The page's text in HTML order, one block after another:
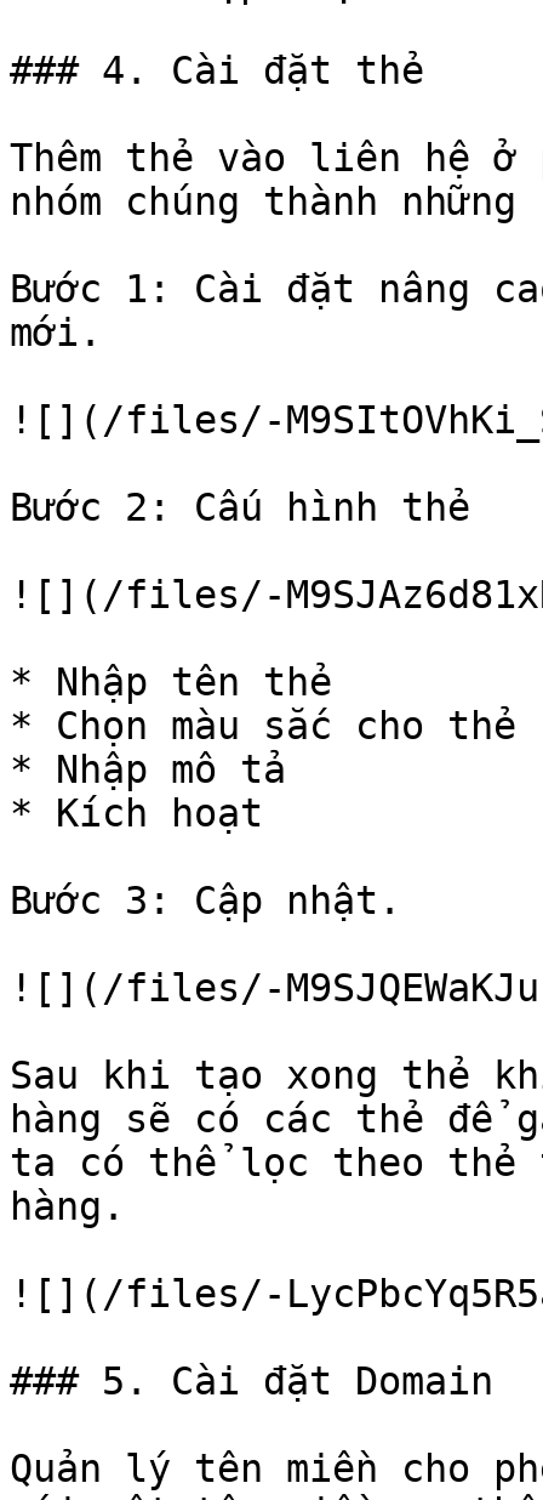
### 4. Cài đặt thẻ
Thêm thẻ vào liên hệ ở
nhóm chúng thành
Bước 1: Cài đặt nâng
mới.
![](/files/-
Bước 2: Cấu hình thẻ
![](/files/-
* Nhập tên thẻ
* Chọn màu sắc cho thẻ
* Nhập mô tả
* Kích hoạt
Bước 3: Cập nhật.
![](/files/-
Sau khi tạo xong thẻ
hàng sẽ có các thẻ để
ta có thể lọc theo thẻ
hàng.
![](/files/-
### 5. Cài đặt Domain
Quản lý tên miền cho